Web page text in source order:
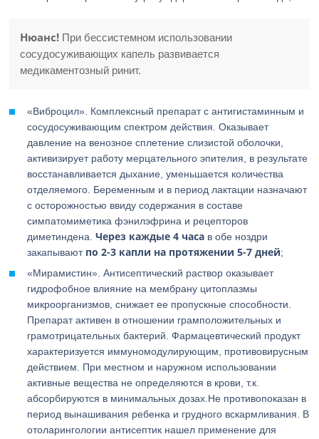
Нюанс! При бессистемном использовании
сосудосуживающих капель развивается
медикаментозный ринит.
«Виброцил». Комплексный препарат с антигистаминным и
сосудосуживающим спектром действия. Оказывает
давление на венозное сплетение слизистой оболочки,
активизирует работу мерцательного эпителия, в результате
восстанавливается дыхание, уменьшается количества
отделяемого. Беременным и в период лактации назначают
с осторожностью ввиду содержания в составе
симпатомиметика фэнилэфрина и рецепторов
диметиндена.Через каждые 4 часа в обе ноздри
закапывают по 2-3 капли на протяжении 5-7 дней;
«Мирамистин». Антисептический раствор оказывает
гидрофобное влияние на мембрану цитоплазмы
микроорганизмов, снижает ее пропускные способности.
Препарат активен в отношении грамположительных и
грамотрицательных бактерий. Фармацевтический продукт
характеризуется иммуномодулирующим, противовирусным
действием. При местном и наружном использовании
активные вещества не определяются в крови, т.к.
абсорбируются в минимальных дозах.Не противопоказан в
период вынашивания ребенка и грудного вскармливания. В
отоларингологии антисептик нашел применение для